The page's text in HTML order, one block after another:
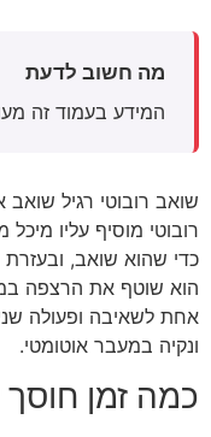
מה חשוב לדעת
המידע בעמוד זה
שואב רובוטי רגיל
רובוטי מוסיף עליו
כדי שהוא שואב, ובעזרת
הוא שוטף את הרצפה
אחת לשאיבה ופעולה
ונקיה במעבר אוטומטי.
כמה זמן חוסך